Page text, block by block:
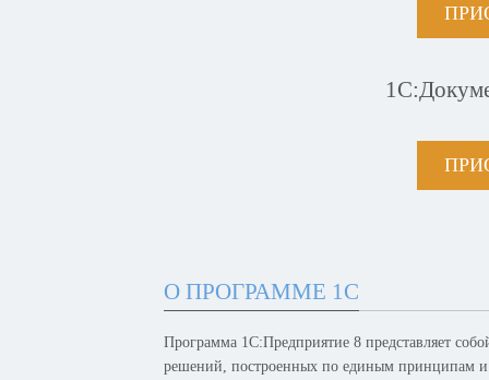
О ПРОГРАММЕ 1С
Программа 1С:Предприятие 8 представляет
решений, построенных по единым принципам